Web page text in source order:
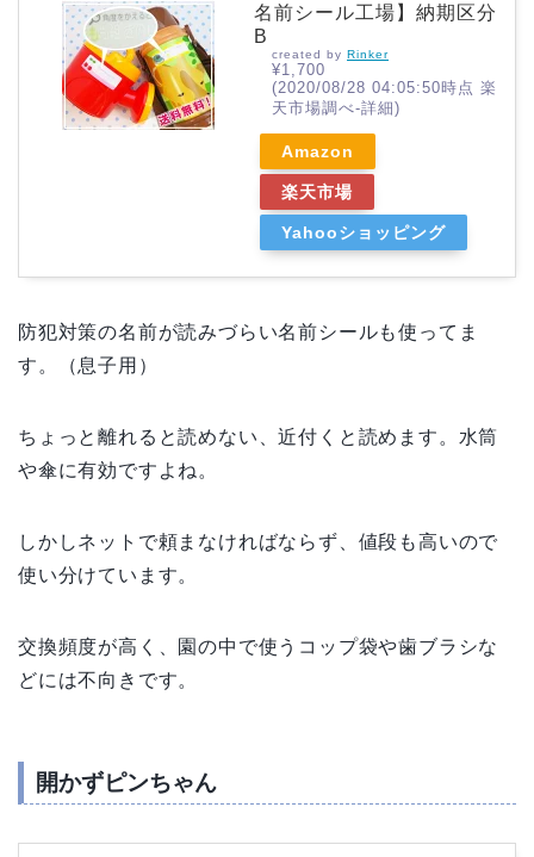
名前シール工場】納期区分
B
created by Rinker
¥1,700
(2020/08/28 04:05:50時点 楽
天市場調べ-詳細)
Amazon
楽天市場
Yahooショッピング
防犯対策の名前が読みづらい名前シールも使ってま
す。（息子用）
ちょっと離れると読めない、近付くと読めます。水筒
や傘に有効ですよね。
しかしネットで頼まなければならず、値段も高いので
使い分けています。
交換頻度が高く、園の中で使うコップ袋や歯ブラシな
どには不向きです。
開かずピンちゃん